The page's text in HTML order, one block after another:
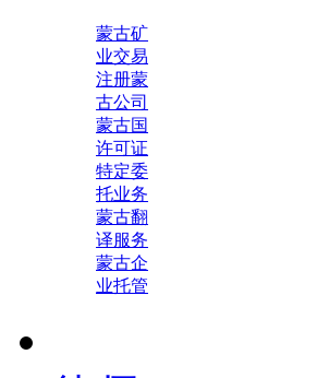
蒙古矿
业交易
注册蒙
古公司
蒙古国
许可证
特定委
托业务
蒙古翻
译服务
蒙古企
业托管